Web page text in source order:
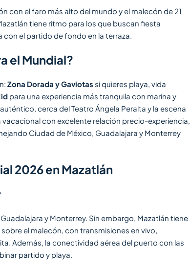
con el faro más alto del mundo y el malecón de 21
tiene ritmo para los que buscan fiesta
el partido de fondo en la terraza.
el Mundial?
Zona Dorada y Gaviotas si quieres playa, vida
para una experiencia más tranquila con marina y
cerca del Teatro Ángela Peralta y la escena
con excelente relación precio-experiencia,
Ciudad de México, Guadalajara y Monterrey
2026 en Mazatlán
y Monterrey. Sin embargo, Mazatlán tiene
el malecón, con transmisiones en vivo,
Además, la conectividad aérea del puerto con las
partido y playa.